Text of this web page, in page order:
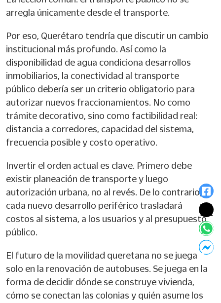
arregla únicamente desde el transporte.
Por eso, Querétaro tendría que discutir un cambio
institucional más profundo. Así como la
disponibilidad de agua condiciona desarrollos
inmobiliarios, la conectividad al transporte
público debería ser un criterio obligatorio para
autorizar nuevos fraccionamientos. No como
trámite decorativo, sino como factibilidad real:
distancia a corredores, capacidad del sistema,
frecuencia posible y costo operativo.
Invertir el orden actual es clave. Primero debe
existir planeación de transporte y luego
autorización urbana, no al revés. De lo contrario,
cada nuevo desarrollo periférico trasladará
costos al sistema, a los usuarios y al presupuesto
público.
El futuro de la movilidad queretana no se juega
solo en la renovación de autobuses. Se juega en la
forma de decidir dónde se construye vivienda,
cómo se conectan las colonias y quién asume los